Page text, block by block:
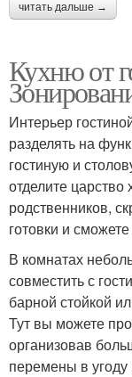
читать дальше →
Кухню от
Интерьер
разделять на
гостиную и
отделите царство
родственников,
готовки и
В комнатах
совместить с
барной стойкой
Тут вы можете
организовав
перемены в угоду